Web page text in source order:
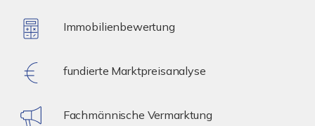
Immobilienbewertung
fundierte Marktpreisanalyse
Fachmännische Vermarktung